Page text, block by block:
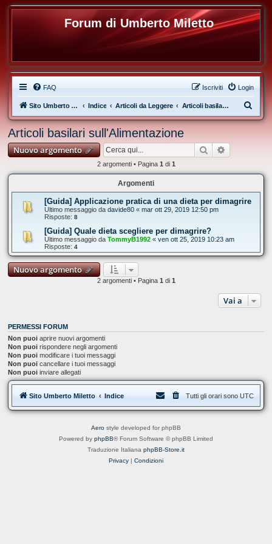
Forum di Umberto Miletto
FAQ Login
Iscriviti
Sito Umberto Miletto Indice Articoli da Leggere Articoli basilari sull'Alimentazione
e
Articoli basilari sull'Alimentazione
Nuovo argomento Cerca
2 argomenti • Pagina 1 di 1
Argomenti
[Guida] Applicazione pratica di una dieta per dimagrire
Ultimo messaggio da davide80 « mar ott 29, 2019 12:50 pm
Risposte: 8
[Guida] Quale dieta scegliere per dimagrire?
Ultimo messaggio da TommyB1992 « ven ott 25, 2019 10:23 am
Risposte: 4
Nuovo argomento
2 argomenti • Pagina 1 di 1
Vai a
PERMESSI FORUM
Non puoi aprire nuovi argomenti
Non puoi rispondere negli argomenti
Non puoi modificare i tuoi messaggi
Non puoi cancellare i tuoi messaggi
Non puoi inviare allegati
Sito Umberto Miletto Indice Tutti gli orari sono UTC
Aero style developed for phpBB
Powered by phpBB® Forum Software © phpBB Limited
Traduzione Italiana phpBB-Store.it
Privacy | Condizioni